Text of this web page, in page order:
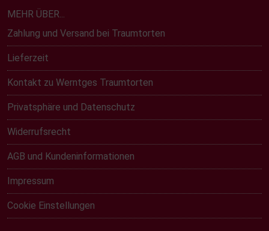
MEHR ÜBER...
Zahlung und Versand bei Traumtorten
Lieferzeit
Kontakt zu Werntges Traumtorten
Privatsphäre und Datenschutz
Widerrufsrecht
AGB und Kundeninformationen
Impressum
Cookie Einstellungen